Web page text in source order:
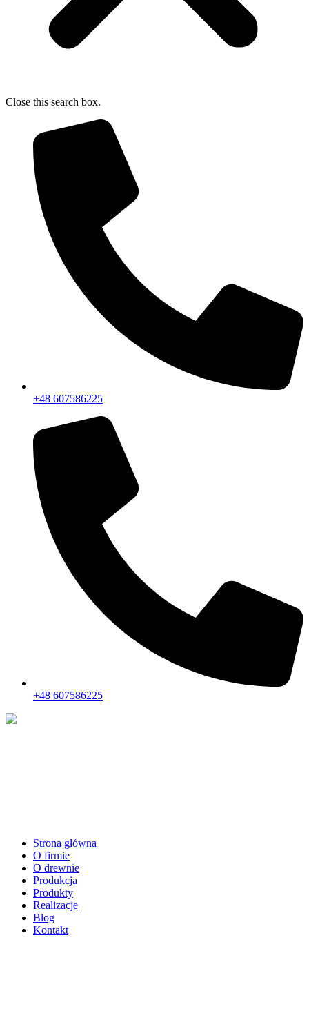
Close this search box.
+48 607586225
+48 607586225
Strona główna
O firmie
O drewnie
Produkcja
Produkty
Realizacje
Blog
Kontakt